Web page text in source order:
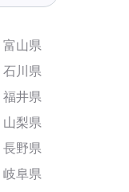
富山県
石川県
福井県
山梨県
長野県
岐阜県